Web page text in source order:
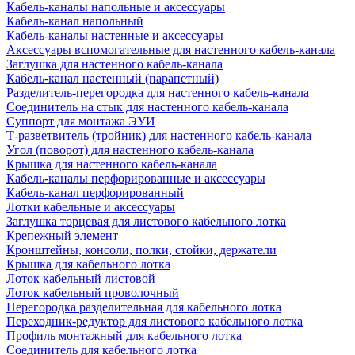
Кабель-каналы напольные и аксессуары
Кабель-канал напольный
Кабель-каналы настенные и аксессуары
Аксессуары вспомогательные для настенного кабель-канала
Заглушка для настенного кабель-канала
Кабель-канал настенный (парапетный)
Разделитель-перегородка для настенного кабель-канала
Соединитель на стык для настенного кабель-канала
Суппорт для монтажа ЭУИ
Т-разветвитель (тройник) для настенного кабель-канала
Угол (поворот) для настенного кабель-канала
Крышка для настенного кабель-канала
Кабель-каналы перфорированные и аксессуары
Кабель-канал перфорированный
Лотки кабельные и аксессуары
Заглушка торцевая для листового кабельного лотка
Крепежный элемент
Кронштейны, консоли, полки, стойки, держатели
Крышка для кабельного лотка
Лоток кабельный листовой
Лоток кабельный проволочный
Перегородка разделительная для кабельного лотка
Переходник-редуктор для листового кабельного лотка
Профиль монтажный для кабельного лотка
Соединитель для кабельного лотка